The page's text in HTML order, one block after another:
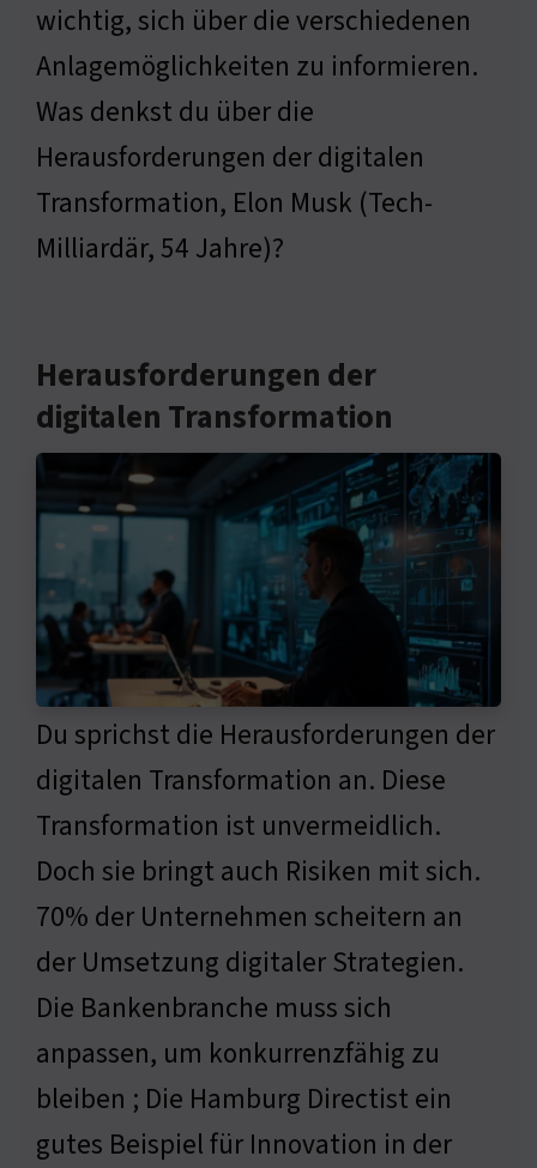
wichtig, sich über die verschiedenen
Anlagemöglichkeiten zu informieren.
Was denkst du über die
Herausforderungen der digitalen
Transformation, Elon Musk (Tech-
Milliardär, 54 Jahre)?
Herausforderungen der
digitalen Transformation
Du sprichst die Herausforderungen der
digitalen Transformation an. Diese
Transformation ist unvermeidlich.
Doch sie bringt auch Risiken mit sich.
70% der Unternehmen scheitern an
der Umsetzung digitaler Strategien.
Die Bankenbranche muss sich
anpassen, um konkurrenzfähig zu
bleiben ; Die Hamburg Directist ein
gutes Beispiel für Innovation in der